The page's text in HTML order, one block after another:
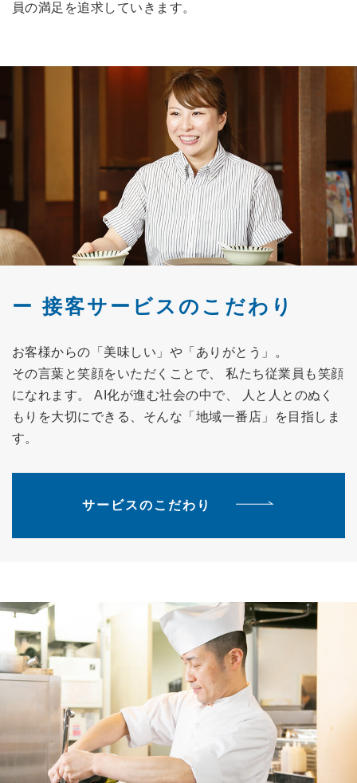
員の満足を追求していきます。
接客サービスのこだわり
お客様からの「美味しい」や「ありがとう」。
その言葉と笑顔をいただくことで、 私たち従業員も笑顔
になれます。 AI化が進む社会の中で、 人と人とのぬく
もりを大切にできる、そんな「地域一番店」を目指しま
す。
サービスのこだわり